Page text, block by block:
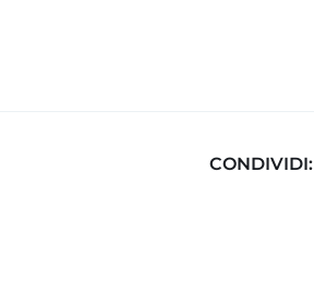
CONDIVIDI: